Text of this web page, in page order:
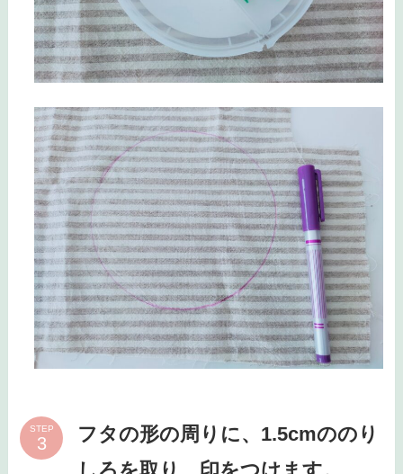
STEP
フタの形の周りに、1.5cmののり